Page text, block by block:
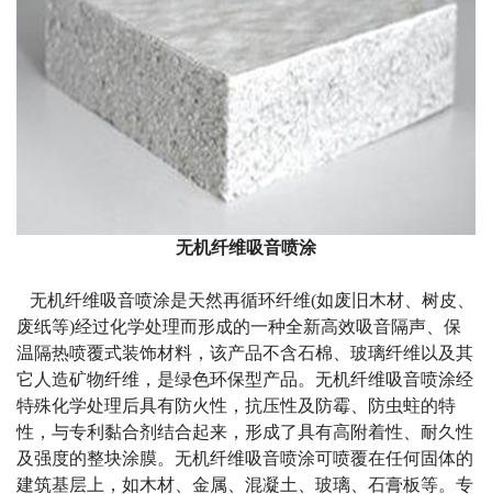
无机纤维吸音喷涂
无机纤维吸音喷涂是天然再循环纤维(如废旧木材、树皮、
废纸等)经过化学处理而形成的一种全新高效吸音隔声、保
温隔热喷覆式装饰材料，该产品不含石棉、玻璃纤维以及其
它人造矿物纤维，是绿色环保型产品。无机纤维吸音喷涂经
特殊化学处理后具有防火性，抗压性及防霉、防虫蛀的特
性，与专利黏合剂结合起来，形成了具有高附着性、耐久性
及强度的整块涂膜。无机纤维吸音喷涂可喷覆在任何固体的
建筑基层上，如木材、金属、混凝土、玻璃、石膏板等。专